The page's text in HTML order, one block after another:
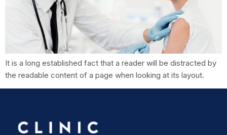
It is a long established fact that a reader will be distracted by
the readable content of a page when looking at its layout.